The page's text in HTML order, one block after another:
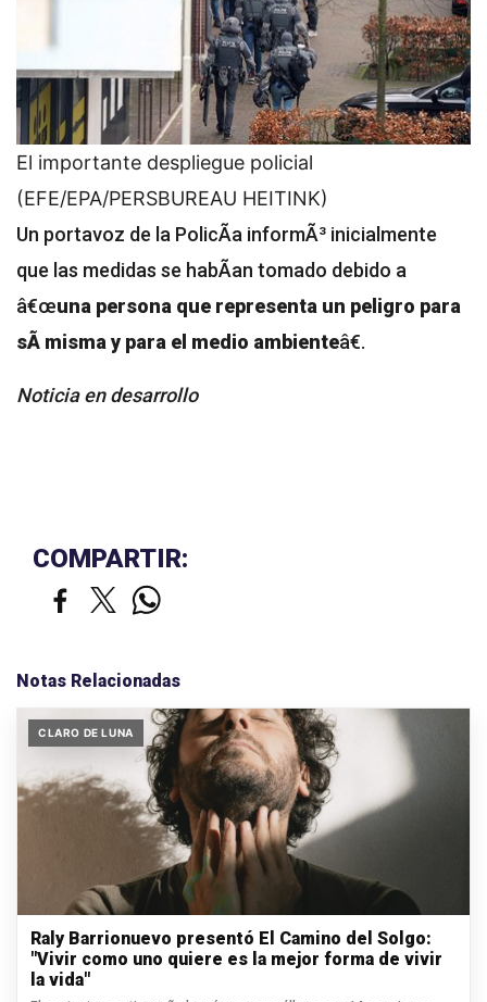
El importante despliegue policial
(EFE/EPA/PERSBUREAU HEITINK)
Un portavoz de la PolicÃ­a informÃ³ inicialmente
que las medidas se habÃ­an tomado debido a
â€œuna persona que representa un peligro para
sÃ­ misma y para el medio ambienteâ€.
Noticia en desarrollo
COMPARTIR:
Notas Relacionadas
CLARO DE LUNA
Raly Barrionuevo presentó El Camino del Solgo:
"Vivir como uno quiere es la mejor forma de vivir
la vida"